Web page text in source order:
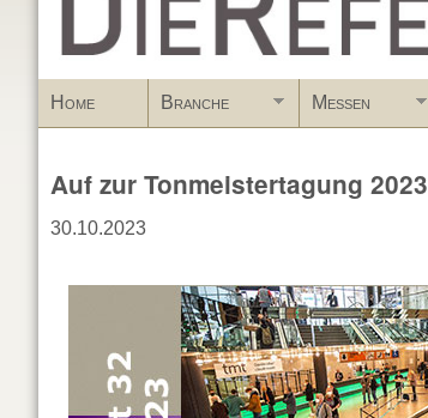
Home Branche Messen
Auf zur Tonmeistertagung 2023
30.10.2023